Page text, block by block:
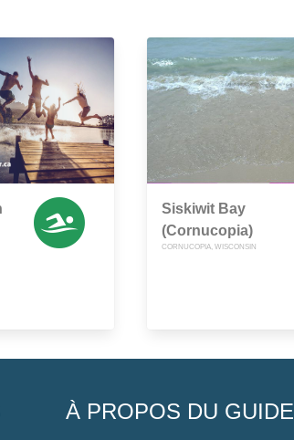
Siskiwit Bay
(Cornucopia)
CORNUCOPIA, WISCONSIN
À PROPOS DU GUIDE